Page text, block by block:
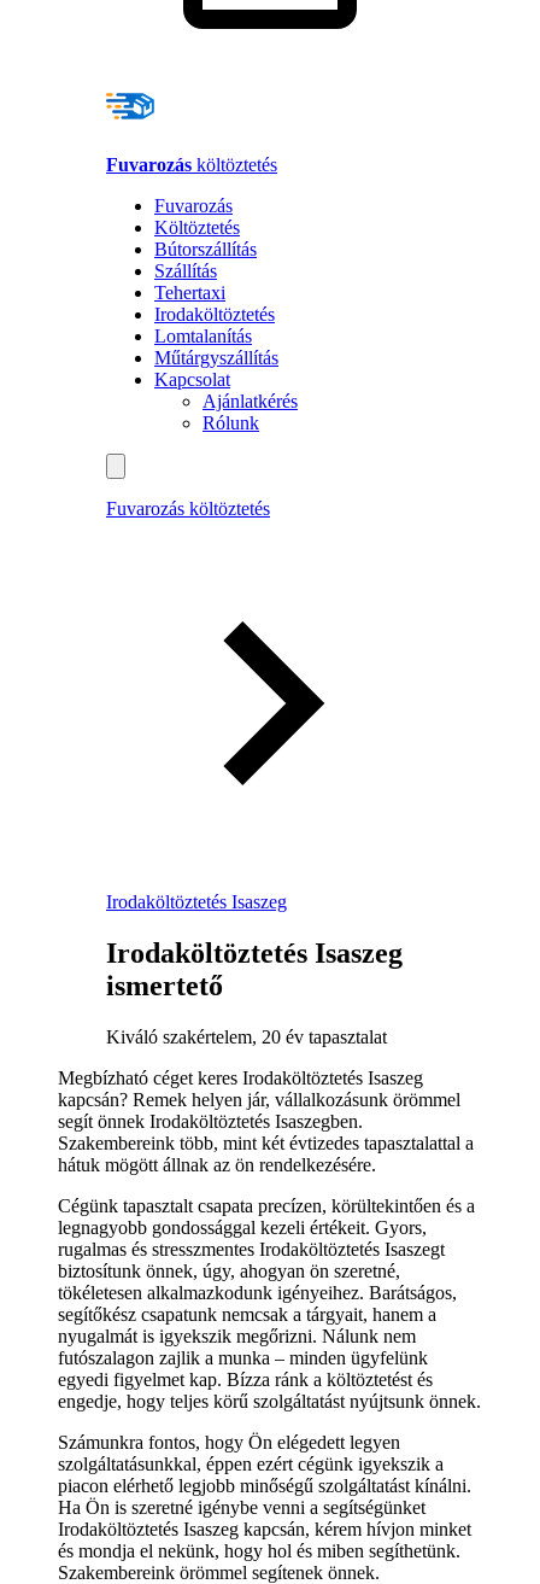
Fuvarozás költöztetés
Fuvarozás
Költöztetés
Bútorszállítás
Szállítás
Tehertaxi
Irodaköltöztetés
Lomtalanítás
Műtárgyszállítás
Kapcsolat
Ajánlatkérés
Rólunk
Fuvarozás költöztetés
Irodaköltöztetés Isaszeg
Irodaköltöztetés Isaszeg
ismertető
Kiváló szakértelem, 20 év tapasztalat
Megbízható céget keres Irodaköltöztetés Isaszeg
kapcsán? Remek helyen jár, vállalkozásunk örömmel
segít önnek Irodaköltöztetés Isaszegben.
Szakembereink több, mint két évtizedes tapasztalattal a
hátuk mögött állnak az ön rendelkezésére.
Cégünk tapasztalt csapata precízen, körültekintően és a
legnagyobb gondossággal kezeli értékeit. Gyors,
rugalmas és stresszmentes Irodaköltöztetés Isaszegt
biztosítunk önnek, úgy, ahogyan ön szeretné,
tökéletesen alkalmazkodunk igényeihez. Barátságos,
segítőkész csapatunk nemcsak a tárgyait, hanem a
nyugalmát is igyekszik megőrizni. Nálunk nem
futószalagon zajlik a munka – minden ügyfelünk
egyedi figyelmet kap. Bízza ránk a költöztetést és
engedje, hogy teljes körű szolgáltatást nyújtsunk önnek.
Számunkra fontos, hogy Ön elégedett legyen
szolgáltatásunkkal, éppen ezért cégünk igyekszik a
piacon elérhető legjobb minőségű szolgáltatást kínálni.
Ha Ön is szeretné igénybe venni a segítségünket
Irodaköltöztetés Isaszeg kapcsán, kérem hívjon minket
és mondja el nekünk, hogy hol és miben segíthetünk.
Szakembereink örömmel segítenek önnek.